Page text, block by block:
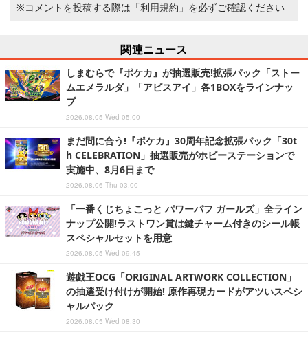
※コメントを投稿する際は 「利用規約」 を必ずご確認ください
関連ニュース
しまむらで『ポケカ』が抽選販売!拡張パック「ストー
ムエメラルダ」「アビスアイ」各1BOXをラインナッ
プ
2026.08.05 Wed 05:00
まだ間に合う!『ポケカ』30周年記念拡張パック「30t
h CELEBRATION」抽選販売がホビーステーションで
実施中、8月6日まで
2026.08.06 Thu 03:00
「一番くじちょこっと パワーパフ ガールズ」全ライン
ナップ公開!ラストワン賞は鍵チャーム付きのシール帳
スペシャルセットを用意
2026.08.05 Wed 09:45
遊戯王OCG「ORIGINAL ARTWORK COLLECTION」
の抽選受け付けが開始! 原作再現カードがアツいスペシ
ャルパック
2026.08.05 Wed 08:30